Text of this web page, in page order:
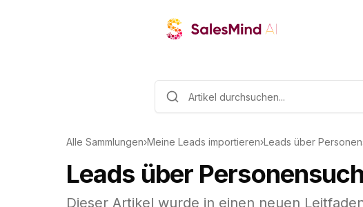
Alle Sammlungen›Meine Leads importieren›Leads über
Leads über
Dieser Artikel wurde in einen neuen